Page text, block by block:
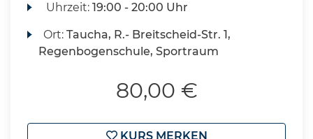
Uhrzeit:19:00 - 20:00 Uhr
Ort:Taucha, R.- Breitscheid-Str. 1,
Regenbogenschule, Sportraum
80,00 €
KURS MERKEN